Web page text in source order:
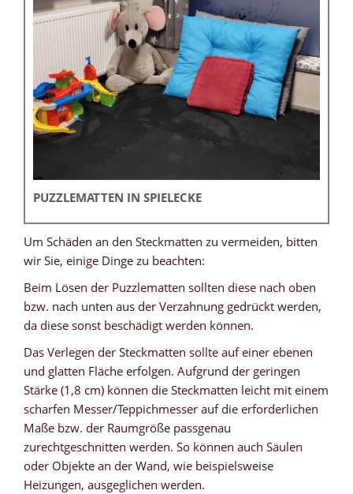
PUZZLEMATTEN IN SPIELECKE
Um Schäden an den Steckmatten zu vermeiden, bitten
wir Sie, einige Dinge zu beachten:
Beim Lösen der Puzzlematten sollten diese nach oben
bzw. nach unten aus der Verzahnung gedrückt werden,
da diese sonst beschädigt werden können.
Das Verlegen der Steckmatten sollte auf einer ebenen
und glatten Fläche erfolgen. Aufgrund der geringen
Stärke (1,8 cm) können die Steckmatten leicht mit einem
scharfen Messer/Teppichmesser auf die erforderlichen
Maße bzw. der Raumgröße passgenau
zurechtgeschnitten werden. So können auch Säulen
oder Objekte an der Wand, wie beispielsweise
Heizungen, ausgeglichen werden.